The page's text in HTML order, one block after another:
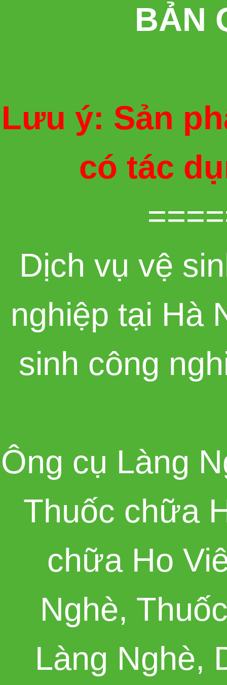
BẢN
Lưu ý: Sản
có tác
Dịch vụ vệ
nghiệp tại Hà
sinh công
Ông cụ Làng
Thuốc chữa
chữa Ho
Nghè,
Làng Nghè,